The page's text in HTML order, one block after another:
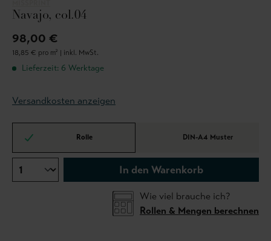
Navajo, col.04
98,00 €
18,85 € pro m² | inkl. MwSt.
Lieferzeit: 6 Werktage
Versandkosten anzeigen
Rolle DIN-A4 Muster
In den Warenkorb
Wie viel brauche ich?
Rollen & Mengen berechnen